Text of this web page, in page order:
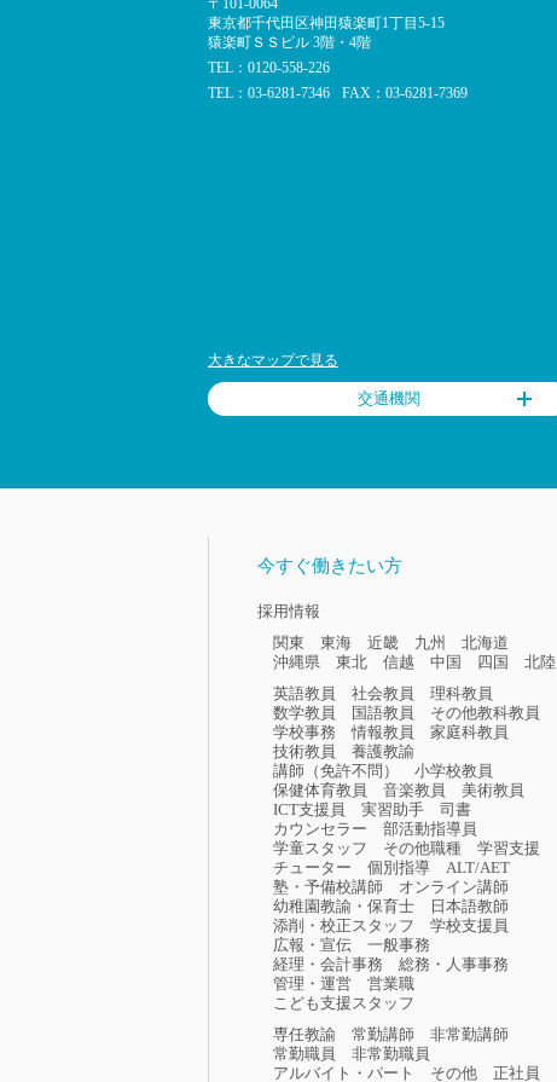
〒101-0064
東京都千代田区神田猿楽町1丁目5-15
猿楽町ＳＳビル 3階・4階
TEL：0120-558-226
TEL：03-6281-7346
FAX：03-6281-7369
大きなマップで見る
交通機関
今すぐ働きたい方
採用情報
関東
東海 近畿 九州
北海道
沖縄県
東北 信越 中国 四国
北陸
英語教員
社会教員
理科教員
数学教員
国語教員
その他教科教員
学校事務
情報教員
家庭科教員
技術教員
養護教諭
講師（免許不問）
小学校教員
保健体育教員
音楽教員
美術教員
ICT支援員
実習助手
司書
カウンセラー
部活動指導員
学童スタッフ
その他職種
学習支援
チューター
個別指導
ALT/AET
塾・予備校講師
オンライン講師
幼稚園教諭・保育士
日本語教師
添削・校正スタッフ
学校支援員
広報・宣伝
一般事務
経理・会計事務
総務・人事事務
管理・運営
営業職
こども支援スタッフ
専任教諭
常勤講師
非常勤講師
常勤職員
非常勤職員
アルバイト・パート
その他 正社員